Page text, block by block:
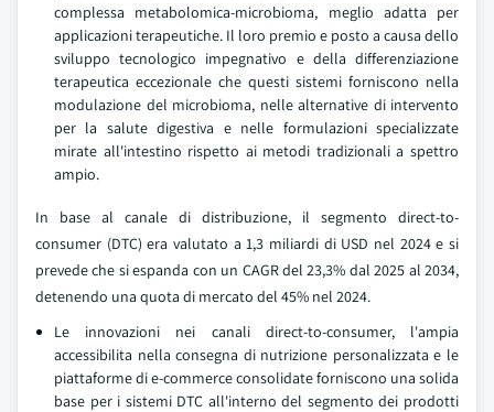
complessa metabolomica-microbioma, meglio adatta per
applicazioni terapeutiche. Il loro premio e posto a causa dello
sviluppo tecnologico impegnativo e della differenziazione
terapeutica eccezionale che questi sistemi forniscono nella
modulazione del microbioma, nelle alternative di intervento
per la salute digestiva e nelle formulazioni specializzate
mirate all'intestino rispetto ai metodi tradizionali a spettro
ampio.
In base al canale di distribuzione, il segmento direct-to-
consumer (DTC) era valutato a 1,3 miliardi di USD nel 2024 e si
prevede che si espanda con un CAGR del 23,3% dal 2025 al 2034,
detenendo una quota di mercato del 45% nel 2024.
Le innovazioni nei canali direct-to-consumer, l'ampia
accessibilita nella consegna di nutrizione personalizzata e le
piattaforme di e-commerce consolidate forniscono una solida
base per i sistemi DTC all'interno del segmento dei prodotti